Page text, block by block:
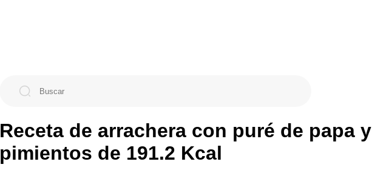
Receta de arrachera con puré de papa y
pimientos de 191.2 Kcal